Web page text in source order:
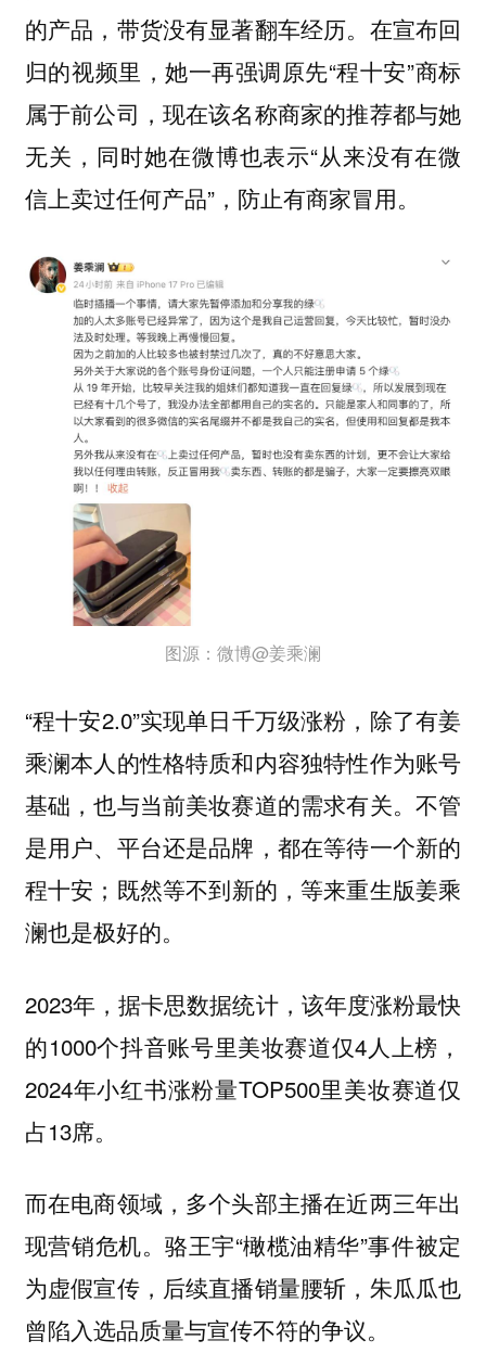
的产品，带货没有显著翻车经历。在宣布回
归的视频里，她一再强调原先“程十安”商标
属于前公司，现在该名称商家的推荐都与她
无关，同时她在微博也表示“从来没有在微
信上卖过任何产品”，防止有商家冒用。
图源：微博@姜乘澜
“程十安2.0”实现单日千万级涨粉，除了有姜
乘澜本人的性格特质和内容独特性作为账号
基础，也与当前美妆赛道的需求有关。 不管
是用户、平台还是品牌，都在等待一个新的
程十安；既然等不到新的，等来重生版姜乘
澜也是极好的。
2023年，据卡思数据统计，该年度涨粉最快
的1000个抖音账号里美妆赛道仅4人上榜，
2024年小红书涨粉量TOP500里美妆赛道仅
占13席。
而在电商领域，多个头部主播在近两三年出
现营销危机。骆王宇“橄榄油精华”事件被定
为虚假宣传，后续直播销量腰斩，朱瓜瓜也
曾陷入选品质量与宣传不符的争议。